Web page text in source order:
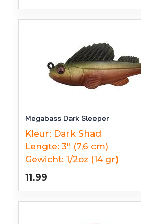
Megabass Dark Sleeper
Kleur: Dark Shad
Lengte: 3" (7,6 cm)
Gewicht: 1/2oz (14 gr)
11.99